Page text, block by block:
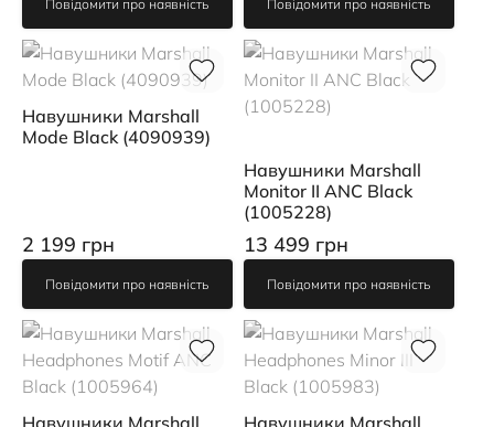
Повідомити про наявність Повідомити про наявність
Навушники Marshall
Mode Black (4090939)
2 199 грн
Повідомити про наявність
Навушники Marshall
Monitor II ANC Black
(1005228)
13 499 грн
Повідомити про наявність
Навушники Marshall
Навушники Marshall